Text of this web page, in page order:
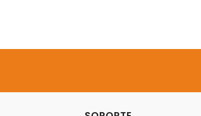
Arnés Acolchado con
Trixie Junior